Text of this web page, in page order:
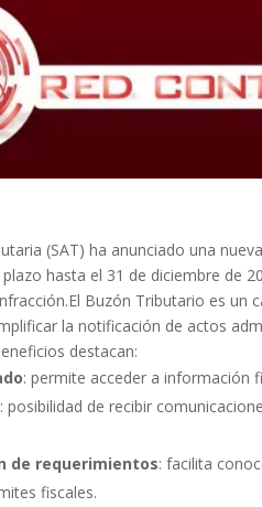
(SAT) ha anunciado una
hasta el 31 de diciembre de
Buzón Tributario es un
la notificación de actos
destacan:
: permite acceder a información
: posibilidad de recibir
de requerimientos: facilita
fiscales.